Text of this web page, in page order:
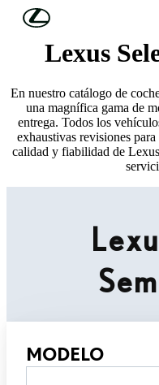
Skip to Main Content
Lexus
En nuestro catálogo de
una magnífica gama de
entrega. Todos los
exhaustivas revisiones
calidad y fiabilidad de
MODELO